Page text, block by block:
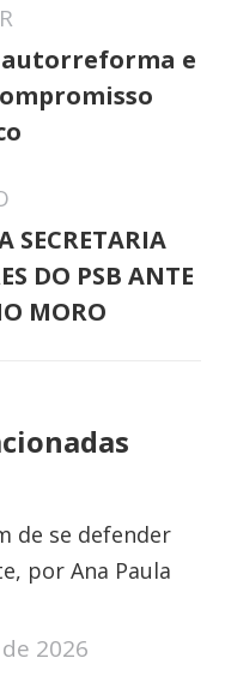
autorreforma e
SECRETARIA
DO PSB ANTE
MORO
de se defender
por Ana Paula
2026